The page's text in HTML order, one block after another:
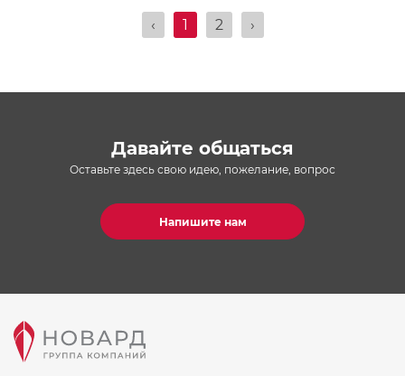
‹ 1 2 ›
Давайте общаться
Оставьте здесь свою идею, пожелание, вопрос
Напишите нам